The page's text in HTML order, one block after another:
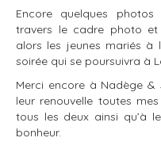
Encore quelques
travers le cadre photo
alors les jeunes mariés à
soirée qui se poursuivra à
Merci encore à Nadège
leur renouvelle toutes
tous les deux ainsi qu’à
bonheur.